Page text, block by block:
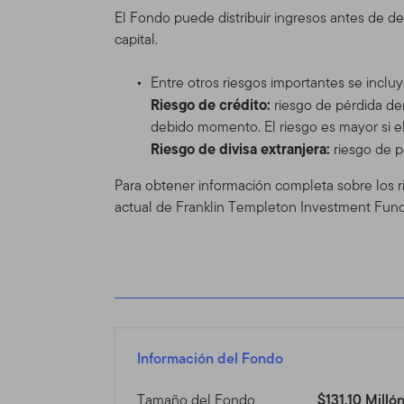
El Fondo puede distribuir ingresos antes de
capital.
Entre otros riesgos importantes se
Riesgo de crédito: riesgo de pérdida
debido momento. El riesgo es mayor si
Riesgo de divisa extranjera: riesgo de
Para obtener información completa sobre los
actual de Franklin Templeton Investment
Información del Fondo
herramientas e
se mostrará en la Tabla
actualizadas, se verá
Espónsor
El Sitio se provee como
Distributors, Ltd.
Franklin Mutual Series y
Información